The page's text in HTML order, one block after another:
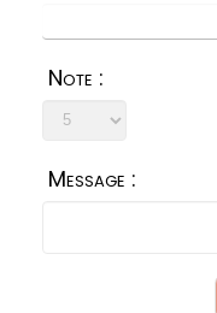
Note :
Message :